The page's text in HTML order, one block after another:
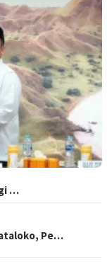
…
Pe…